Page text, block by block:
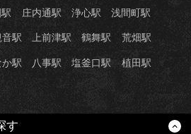
庄内通駅 浄心駅 浅間町駅
駅 上前津駅 鶴舞駅 荒畑駅
駅 八事駅 塩釜口駅 植田駅
す